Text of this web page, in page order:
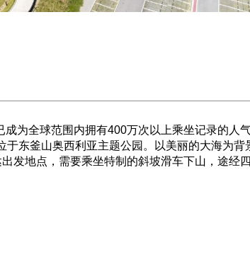
为全球范围内拥有400万次以上乘坐记录的人
东釜山奥西利亚主题公园。以美丽的大海为
发地点，需要乘坐特制的斜坡滑车下山，途经